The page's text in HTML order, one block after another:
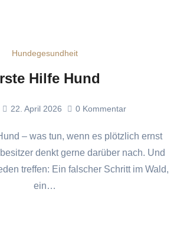
Hundegesundheit
Hilfe Hund
22. April 2026 0 Kommentar
denkt gerne darüber nach. Und
treffen: Ein falscher Schritt im Wald,
ein…